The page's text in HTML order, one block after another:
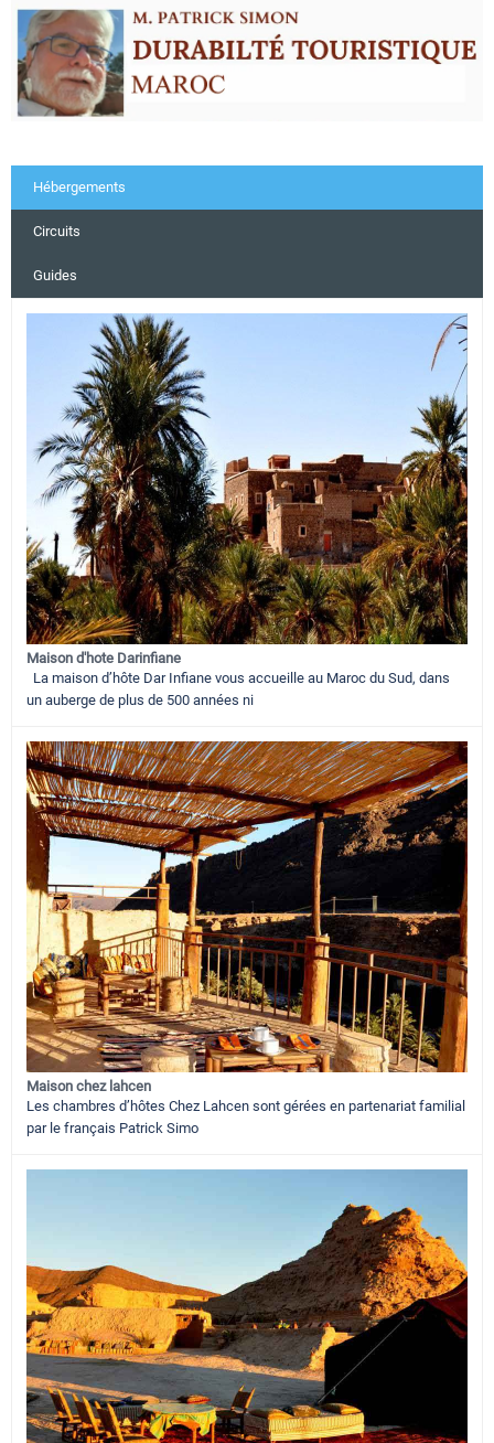
Hébergements
Circuits
Guides
Maison d'hote Darinfiane
La maison d’hôte Dar Infiane vous accueille au Maroc du Sud, dans
un auberge de plus de 500 années ni
Maison chez lahcen
Les chambres d’hôtes Chez Lahcen sont gérées en partenariat familial
par le français Patrick Simo